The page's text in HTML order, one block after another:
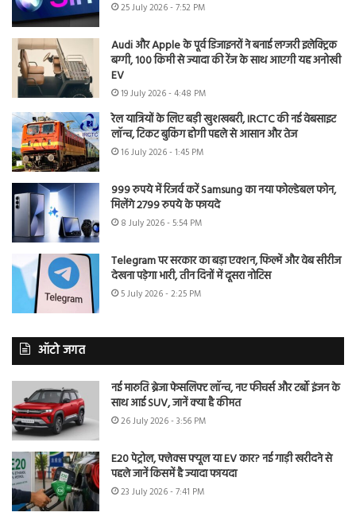
25 July 2026 - 7:52 PM
Audi और Apple के पूर्व डिजाइनरों ने बनाई लग्जरी इलेक्ट्रिक
बग्गी, 100 किमी से ज्यादा की रेंज के साथ आएगी यह अनोखी
EV
19 July 2026 - 4:48 PM
रेल यात्रियों के लिए बड़ी खुशखबरी, IRCTC की नई वेबसाइट
लॉन्च, टिकट बुकिंग होगी पहले से आसान और तेज
16 July 2026 - 1:45 PM
999 रुपये में रिजर्व करें Samsung का नया फोल्डेबल फोन,
मिलेंगे 2799 रुपये के फायदे
8 July 2026 - 5:54 PM
Telegram पर सरकार का बड़ा एक्शन, फिल्में और वेब सीरीज
देखना पड़ेगा भारी, तीन दिनों में दूसरा नोटिस
5 July 2026 - 2:25 PM
ऑटो जगत
नई मारुति ब्रेजा फेसलिफ्ट लॉन्च, नए फीचर्स और टर्बो इंजन के
साथ आई SUV, जानें क्या है कीमत
26 July 2026 - 3:56 PM
E20 पेट्रोल, फ्लेक्स फ्यूल या EV कार? नई गाड़ी खरीदने से
पहले जानें किसमें है ज्यादा फायदा
23 July 2026 - 7:41 PM